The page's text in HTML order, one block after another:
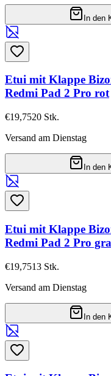
In den
Etui mit Klappe
Redmi Pad 2 Pro rot
€19,7520 Stk.
Versand am Dienstag
In den
Etui mit Klappe
Redmi Pad 2 Pro
€19,7513 Stk.
Versand am Dienstag
In den